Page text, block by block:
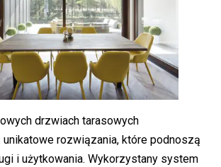
drzwiach tarasowych
rozwiązania, które podnoszą
i użytkowania. Wykorzystany system